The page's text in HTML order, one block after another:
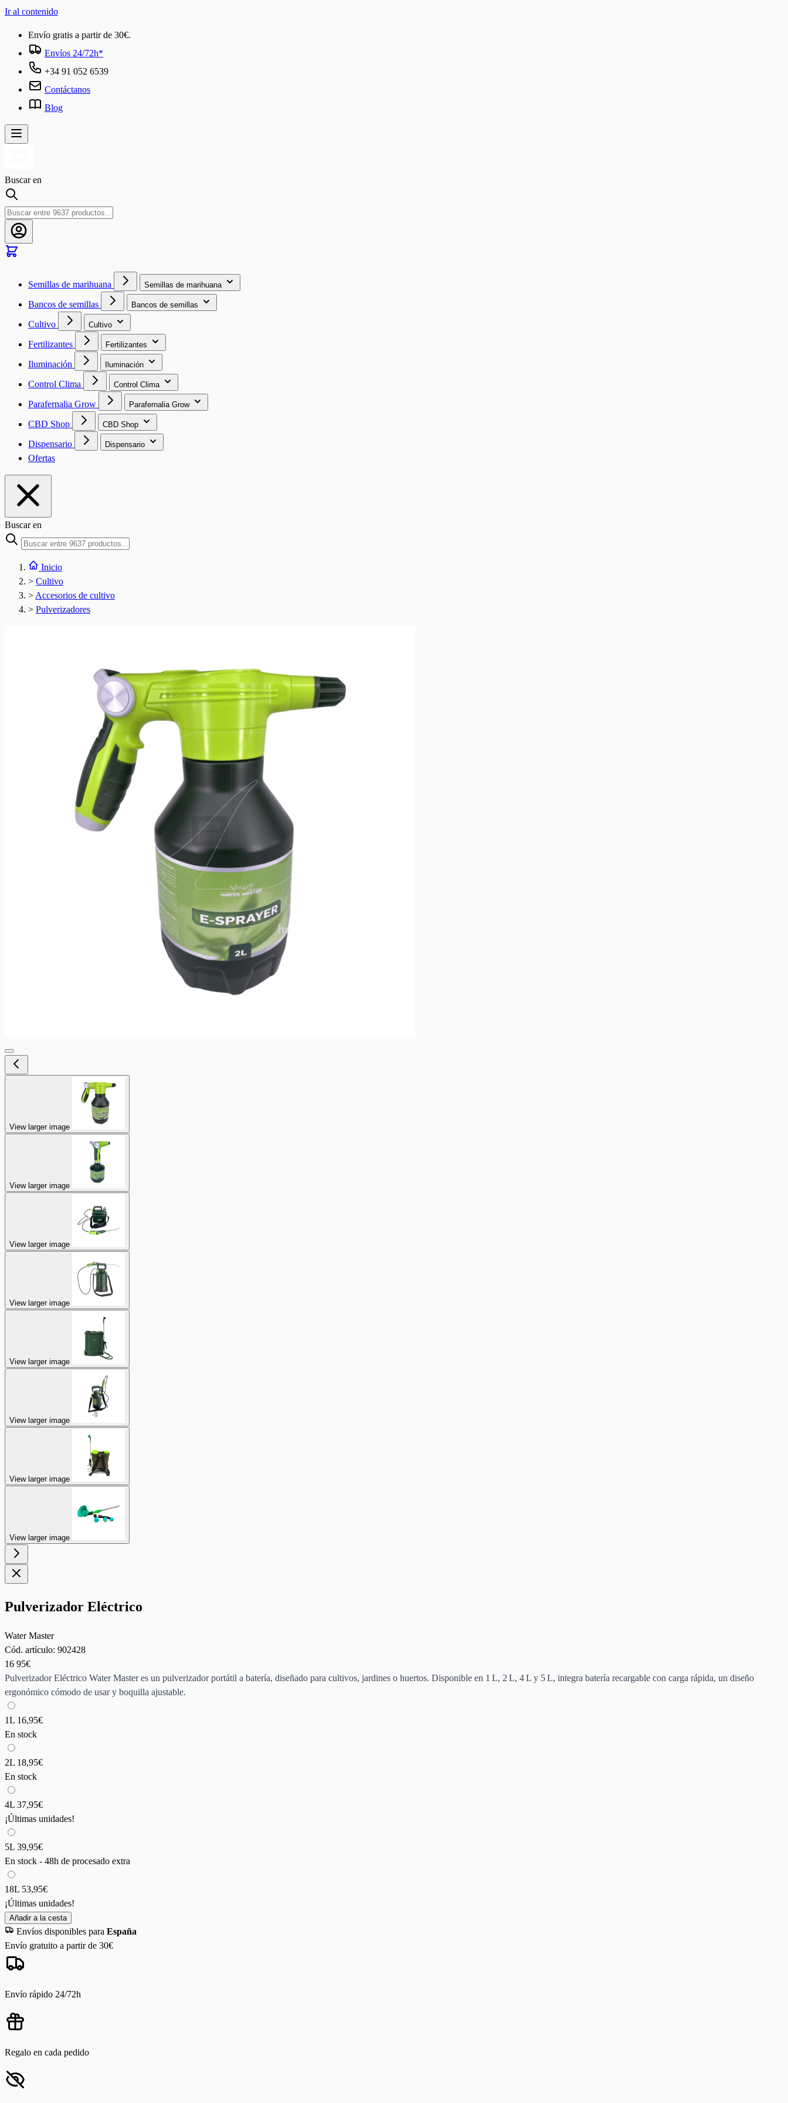
Ir al contenido
Envío gratis a partir de 30€.
Envíos 24/72h*
+34 91 052 6539
Contáctanos
Blog
Buscar en
Semillas de marihuana Semillas de marihuana
Bancos de semillas Bancos de semillas
Cultivo Cultivo
Fertilizantes Fertilizantes
Iluminación Iluminación
Control Clima Control Clima
Parafernalia Grow Parafernalia Grow
CBD Shop CBD Shop
Dispensario Dispensario
Ofertas
Buscar en
Inicio
> Cultivo
> Accesorios de cultivo
> Pulverizadores
View larger image
View larger image
View larger image
View larger image
View larger image
View larger image
View larger image
View larger image
Pulverizador Eléctrico
Water Master
Cód. artículo: 902428
16 95€
Pulverizador Eléctrico Water Master es un pulverizador portátil a batería, diseñado para cultivos, jardines o huertos. Disponible en 1 L, 2 L, 4 L y 5 L, integra batería recargable con carga rápida, un diseño
ergonómico cómodo de usar y boquilla ajustable.
1L 16,95€
En stock
2L 18,95€
En stock
4L 37,95€
¡Últimas unidades!
5L 39,95€
En stock - 48h de procesado extra
18L 53,95€
¡Últimas unidades!
Añadir a la cesta
Envíos disponibles para España
Envío gratuito a partir de 30€
Envío rápido 24/72h
Regalo en cada pedido